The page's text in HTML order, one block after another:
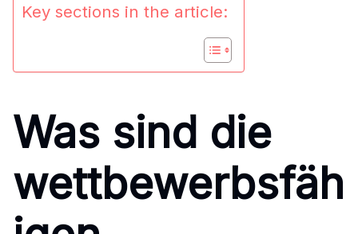
Key sections in the article:
Was sind die
wettbewerbsfäh